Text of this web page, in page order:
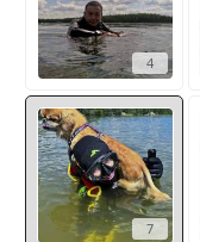
4
7